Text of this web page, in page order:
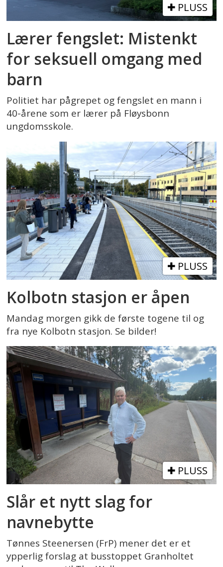
PLUSS
Lærer fengslet: Mistenkt
for seksuell omgang med
barn
Politiet har pågrepet og fengslet en mann i
40-årene som er lærer på Fløysbonn
ungdomsskole.
PLUSS
Kolbotn stasjon er åpen
Mandag morgen gikk de første togene til og
fra nye Kolbotn stasjon. Se bilder!
PLUSS
Slår et nytt slag for
navnebytte
Tønnes Steenersen (FrP) mener det er et
ypperlig forslag at busstoppet Granholtet